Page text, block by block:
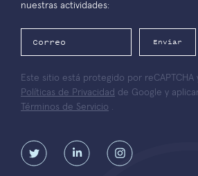
nuestras actividades:
Enviar
Este sitio está protegido por reCAPTCHA
Políticas de Privacidad de Google y
Términos de Servicio .